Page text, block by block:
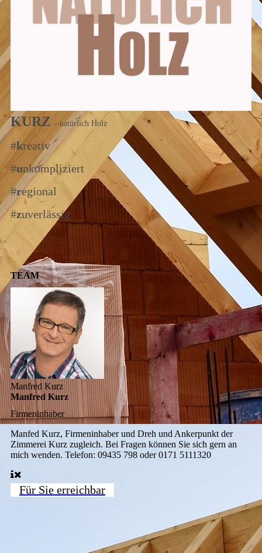
KURZ - natürlich Holz
#kreativ
#unkompliziert
#regional
#zuverlässig
TEAM
Manfred Kurz
Manfred Kurz
Firmeninhaber
Manfed Kurz, Firmeninhaber und Dreh und Ankerpunkt der
Zimmerei Kurz zugleich. Bei Fragen können Sie sich gern an
mich wenden. Telefon: 09435 798 oder 0171 5111320
Für Sie erreichbar